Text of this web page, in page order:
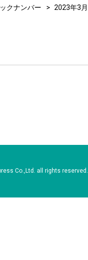
クナンバー 2023年3月
Co.,Ltd. all rights reserved.